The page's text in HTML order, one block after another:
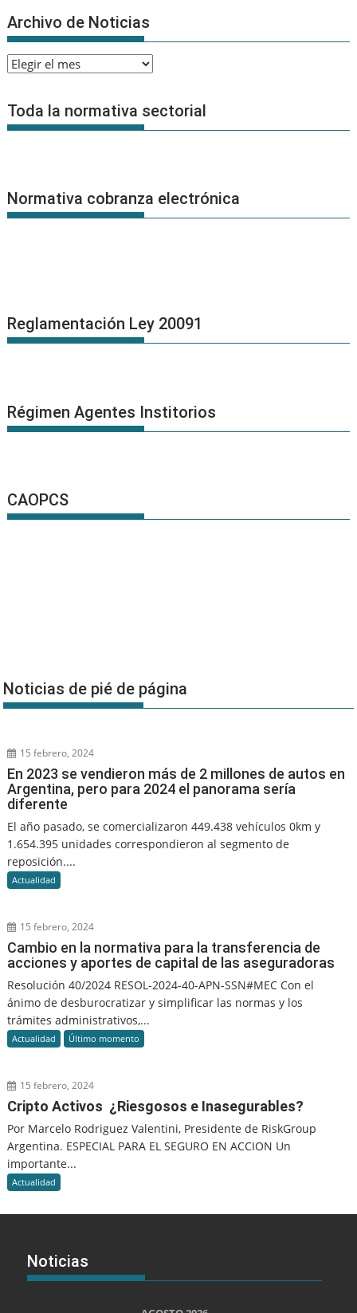
Archivo de Noticias
Archivo
Noticias
Toda la normativa sectorial
Normativa cobranza electrónica
Reglamentación Ley 20091
Régimen Agentes Institorios
CAOPCS
Noticias de pié de página
15 febrero, 2024
En 2023 se vendieron más de 2 millones de autos en
Argentina, pero para 2024 el panorama sería
diferente
El año pasado, se comercializaron 449.438 vehículos 0km y
1.654.395 unidades correspondieron al segmento de
reposición....
Actualidad
15 febrero, 2024
Cambio en la normativa para la transferencia de
acciones y aportes de capital de las aseguradoras
Resolución 40/2024 RESOL-2024-40-APN-SSN#MEC Con el
ánimo de desburocratizar y simplificar las normas y los
trámites administrativos,...
Actualidad Último momento
15 febrero, 2024
Cripto Activos ¿Riesgosos e Inasegurables?
Por Marcelo Rodriguez Valentini, Presidente de RiskGroup
Argentina. ESPECIAL PARA EL SEGURO EN ACCION Un
importante...
Actualidad
Noticias